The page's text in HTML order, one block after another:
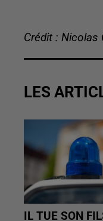
Crédit : Nicolas
LES
IL TUE SON